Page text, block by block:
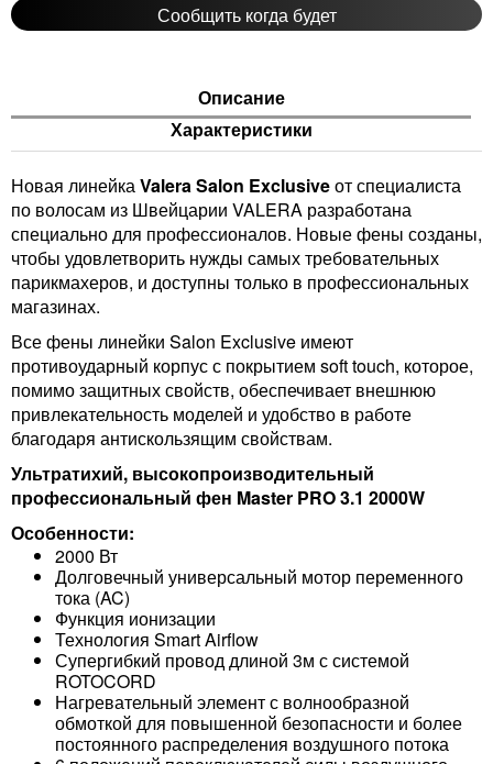
Сообщить когда будет
Описание
Характеристики
Новая линейкаValera Salon Exclusiveот специалиста
по волосам из Швейцарии VALERA разработана
специально для профессионалов. Новые фены созданы,
чтобы удовлетворить нужды самых требовательных
парикмахеров, и доступны только в профессиональных
магазинах.
Все фены линейки Salon Exclusive имеют
противоударный корпус с покрытием soft touch, которое,
помимо защитных свойств, обеспечивает внешнюю
привлекательность моделей и удобство в работе
благодаря антискользящим свойствам.
Ультратихий, высокопроизводительный
профессиональный фен Master PRO 3.1 2000W
Особенности:
2000 Вт
Долговечный универсальный мотор переменного
тока (AC)
Функция ионизации
Технология Smart Airflow
Супергибкий провод длиной 3м с системой
ROTOCORD
Нагревательный элемент с волнообразной
обмоткой для повышенной безопасности и более
постоянного распределения воздушного потока